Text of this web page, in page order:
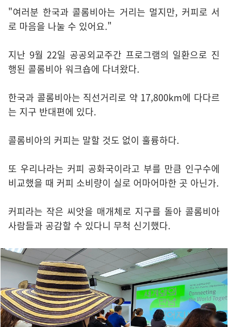
"여러분 한국과 콜롬비아는 거리는 멀지만, 커피로 서
로 마음을 나눌 수 있어요."
지난 9월 22일 공공외교주간 프로그램의 일환으로 진
행된 콜롬비아 워크숍에 다녀왔다.
한국과 콜롬비아는 직선거리로 약 17,800km에 다다르
는 지구 반대편에 있다.
콜롬비아의 커피는 말할 것도 없이 훌륭하다.
또 우리나라는 커피 공화국이라고 부를 만큼 인구수에
비교했을 때 커피 소비량이 실로 어마어마한 곳 아닌가.
커피라는 작은 씨앗을 매개체로 지구를 돌아 콜롬비아
사람들과 공감할 수 있다니 무척 신기했다.